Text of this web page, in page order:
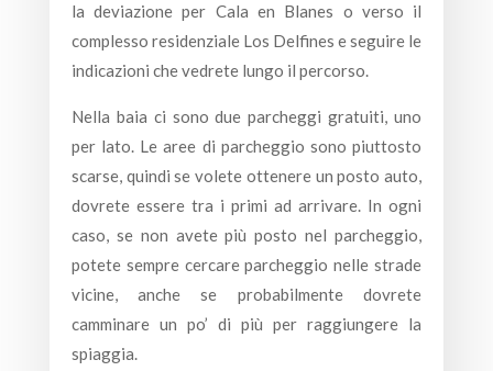
la deviazione per Cala en Blanes o verso il
complesso residenziale Los Delfines e seguire le
indicazioni che vedrete lungo il percorso.
Nella baia ci sono due parcheggi gratuiti, uno
per lato. Le aree di parcheggio sono piuttosto
scarse, quindi se volete ottenere un posto auto,
dovrete essere tra i primi ad arrivare. In ogni
caso, se non avete più posto nel parcheggio,
potete sempre cercare parcheggio nelle strade
vicine, anche se probabilmente dovrete
camminare un po’ di più per raggiungere la
spiaggia.